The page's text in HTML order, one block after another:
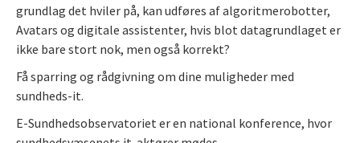
grundlag det hviler på, kan udføres af algoritmerobotter,
Avatars og digitale assistenter, hvis blot datagrundlaget er
ikke bare stort nok, men også korrekt?
Få sparring og rådgivning om dine muligheder med
sundheds-it.
E-Sundhedsobservatoriet er en national konference, hvor